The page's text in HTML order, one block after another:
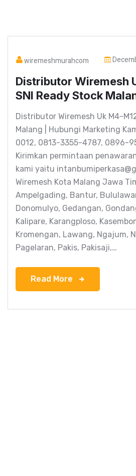
wiremeshmurahcom
Distributor Wiremesh
SNI Ready Stock
Distributor Wiremesh Uk M4-
Malang | Hubungi Marketing
0012, 0813-3355-4787, 0896-
Kirimkan permintaan
kami yaitu
Wiremesh Kota Malang Jawa
Ampelgading, Bantur,
Donomulyo, Gedangan,
Kalipare, Karangploso,
Kromengan, Lawang, Ngajum,
Pagelaran, Pakis, Pakisaji,…
Read More